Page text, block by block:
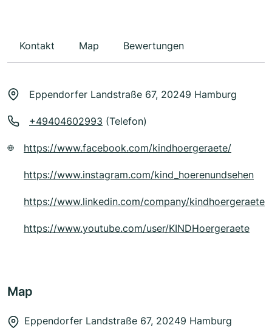
Kontakt Map Bewertungen
Eppendorfer Landstraße 67, 20249 Hamburg
+49404602993 (Telefon)
https://www.facebook.com/kindhoergeraete/
https://www.instagram.com/kind_hoerenundsehen
https://www.linkedin.com/company/kindhoergeraete
https://www.youtube.com/user/KINDHoergeraete
Map
Eppendorfer Landstraße 67, 20249 Hamburg